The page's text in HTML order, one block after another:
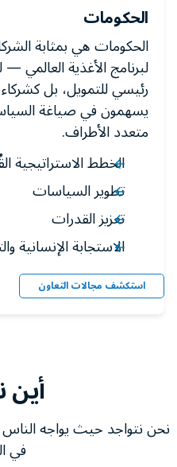
الحكومات
الحكومات هي بمثابة
لبرنامج الأغذية
رئيسي للتمويل، بل
يسهمون في صياغة
متعدد الأطراف.
الخطط الاستراتيجية
تطوير السياسات
تعزيز القدرات
الاستجابة الإنسانية
استكشف مجالات التعاون
نحن نتواجد حيث يواجه الناس
في